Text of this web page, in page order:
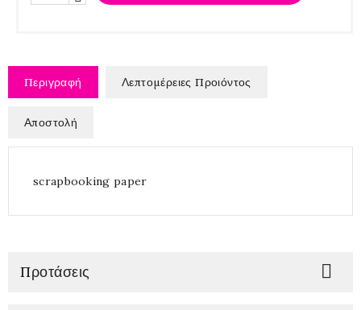
Περιγραφή Λεπτομέρειες Προιόντος
Αποστολή
scrapbooking paper
Προτάσεις 